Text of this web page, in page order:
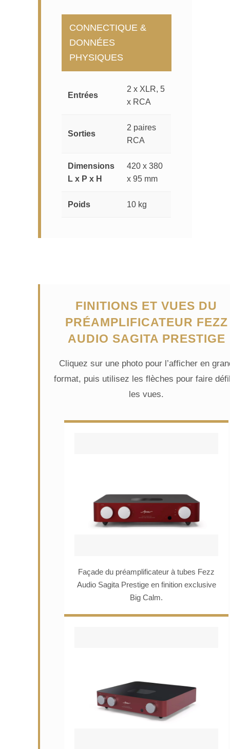
CONNECTIQUE &
DONNÉES
PHYSIQUES
Entrées
2 x XLR, 5
x RCA
Sorties
2 paires
RCA
Dimensions
L x P x H
420 x 380
x 95 mm
Poids 10 kg
FINITIONS ET VUES DU
PRÉAMPLIFICATEUR FEZZ
AUDIO SAGITA PRESTIGE
Cliquez sur une photo pour l’afficher en
format, puis utilisez les flèches pour faire
les vues.
Façade du préamplificateur à tubes Fezz
Audio Sagita Prestige en finition exclusive
Big Calm.